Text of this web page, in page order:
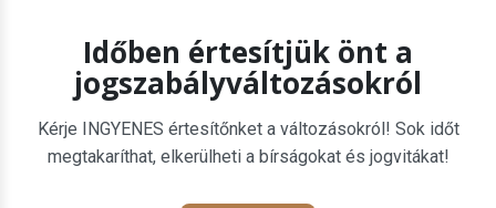
Időben értesítjük önt a
jogszabályváltozásokról
Kérje INGYENES értesítőnket a változásokról! Sok időt
megtakaríthat, elkerülheti a bírságokat és jogvitákat!